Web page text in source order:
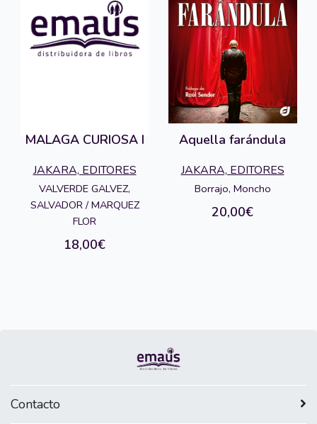
MALAGA CURIOSA I
JAKARA, EDITORES
VALVERDE GALVEZ,
SALVADOR / MARQUEZ
FLOR
18,00€
Aquella farándula
JAKARA, EDITORES
Borrajo, Moncho
20,00€
Contacto